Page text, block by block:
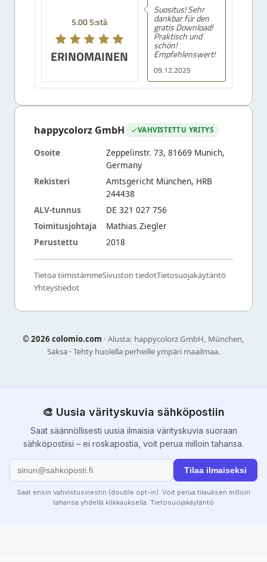
5.00 5:stä
ERINOMAINEN
09.12.2025
Suositus! Sehr
dankbar für den
gratis Download!
Praktisch und
schön!
Empfehlenswert!
happycolorz GmbH VAHVISTETTU YRITYS
Osoite
Zeppelinstr. 73, 81669 Munich,
Germany
Rekisteri
Amtsgericht München, HRB
244438
ALV-tunnus
DE 321 027 756
Toimitusjohtaja
Mathias Ziegler
Perustettu
2018
Tietoa tiimistämmeSivuston tiedotTietosuojakäytäntö
Yhteystiedot
©2026 colomio.com · Alusta: happycolorz GmbH, München,
Saksa · Tehty huolella perheille ympäri maailmaa.
🎨 Uusia värityskuvia sähköpostiin
Saat säännöllisesti uusia ilmaisia värityskuvia suoraan
sähköpostiisi – ei roskapostia, voit perua milloin tahansa.
Tilaa ilmaiseksi
Saat ensin vahvistusviestin (double opt-in). Voit perua tilauksen milloin
tahansa yhdellä klikkauksella. Tietosuojakäytäntö